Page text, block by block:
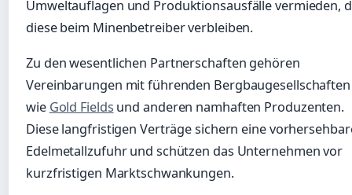
Umweltauflagen und Produktionsausfälle vermieden,
diese beim Minenbetreiber verbleiben.
Zu den wesentlichen Partnerschaften gehören
Vereinbarungen mit führenden Bergbaugesellschaften
wie Gold Fields und anderen namhaften Produzenten.
Diese langfristigen Verträge sichern eine
Edelmetallzufuhr und schützen das Unternehmen vor
kurzfristigen Marktschwankungen.